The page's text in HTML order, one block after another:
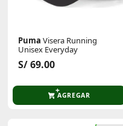
Puma Visera Running
Unisex Everyday
S/ 69.00
AGREGAR